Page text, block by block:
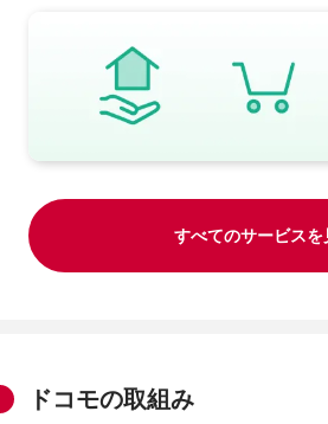
すべてのサービスを
ドコモの取組み